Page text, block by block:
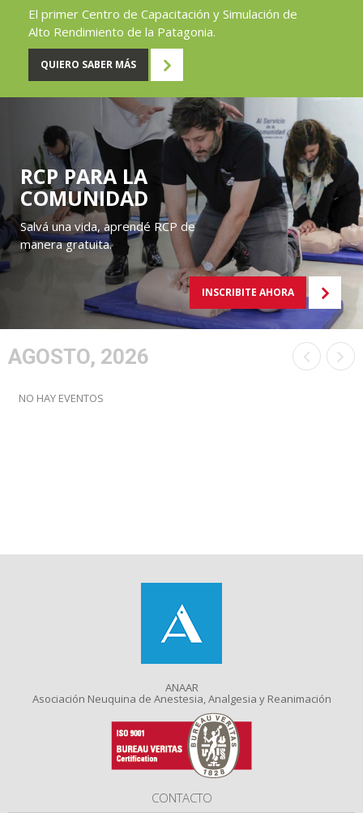
El primer Centro de Capacitación y Simulación de
Alto Rendimiento de la Patagonia.
QUIERO SABER MÁS
RCP PARA LA
COMUNIDAD
Salvá una vida, aprendé RCP de
manera gratuita.
INSCRIBITE AHORA
AGOSTO, 2026
NO HAY EVENTOS
ANAAR
Asociación Neuquina de Anestesia, Analgesia y Reanimación
CONTACTO